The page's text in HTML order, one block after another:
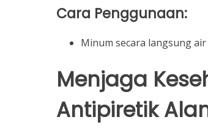
Cara Penggunaan:
Minum secara langsung
Menjaga
Antipiretik